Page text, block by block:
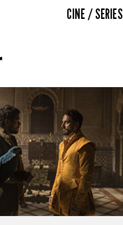
CINE / SERIES